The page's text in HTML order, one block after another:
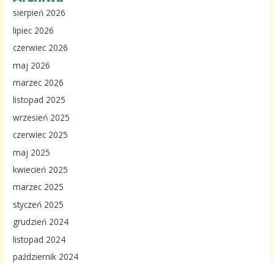
sierpień 2026
lipiec 2026
czerwiec 2026
maj 2026
marzec 2026
listopad 2025
wrzesień 2025
czerwiec 2025
maj 2025
kwiecień 2025
marzec 2025
styczeń 2025
grudzień 2024
listopad 2024
październik 2024